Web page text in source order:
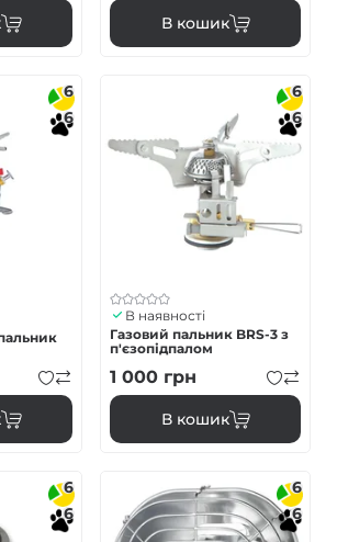
В кошик
6
6
6
6
В наявності
Газовий пальник BRS-3 з
п'єзопідпалом
1 000 грн
В кошик
6
6
6
6